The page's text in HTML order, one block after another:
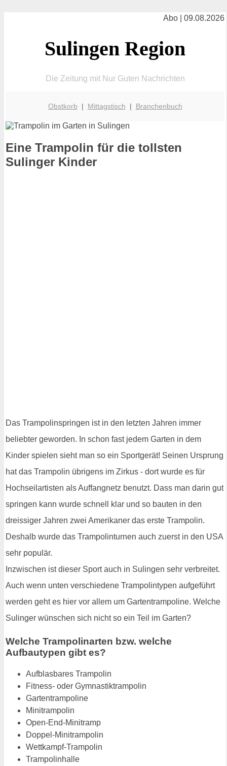
Abo | 09.08.2026
Sulingen Region
Die Zeitung mit Nur Guten Nachrichten
Obstkorb | Mittagstisch | Branchenbuch
Eine Trampolin für die tollsten
Sulinger Kinder
Das Trampolinspringen ist in den letzten Jahren immer
beliebter geworden. In schon fast jedem Garten in dem
Kinder spielen sieht man so ein Sportgerät! Seinen Ursprung
hat das Trampolin übrigens im Zirkus - dort wurde es für
Hochseilartisten als Auffangnetz benutzt. Dass man darin gut
springen kann wurde schnell klar und so bauten in den
dreissiger Jahren zwei Amerikaner das erste Trampolin.
Deshalb wurde das Trampolinturnen auch zuerst in den USA
sehr populär.
Inzwischen ist dieser Sport auch in Sulingen sehr verbreitet.
Auch wenn unten verschiedene Trampolintypen aufgeführt
werden geht es hier vor allem um Gartentrampoline. Welche
Sulinger wünschen sich nicht so ein Teil im Garten?
Welche Trampolinarten bzw. welche
Aufbautypen gibt es?
Aufblasbares Trampolin
Fitness- oder Gymnastiktrampolin
Gartentrampoline
Minitrampolin
Open-End-Minitramp
Doppel-Minitrampolin
Wettkampf-Trampolin
Trampolinhalle